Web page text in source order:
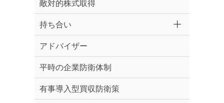
敵対的株式取得
持ち合い
アドバイザー
平時の企業防衛体制
有事導入型買収防衛策